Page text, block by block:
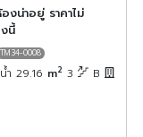
งน่าอยู่ ราคาไม่
นี้
TM34-0008
29.16 m2 3 B